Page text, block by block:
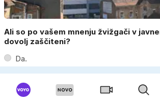
Ali so po vašem mnenju žvižgači v
dovolj zaščiteni?
Da.
Ne.
Le v posameznih primerih.